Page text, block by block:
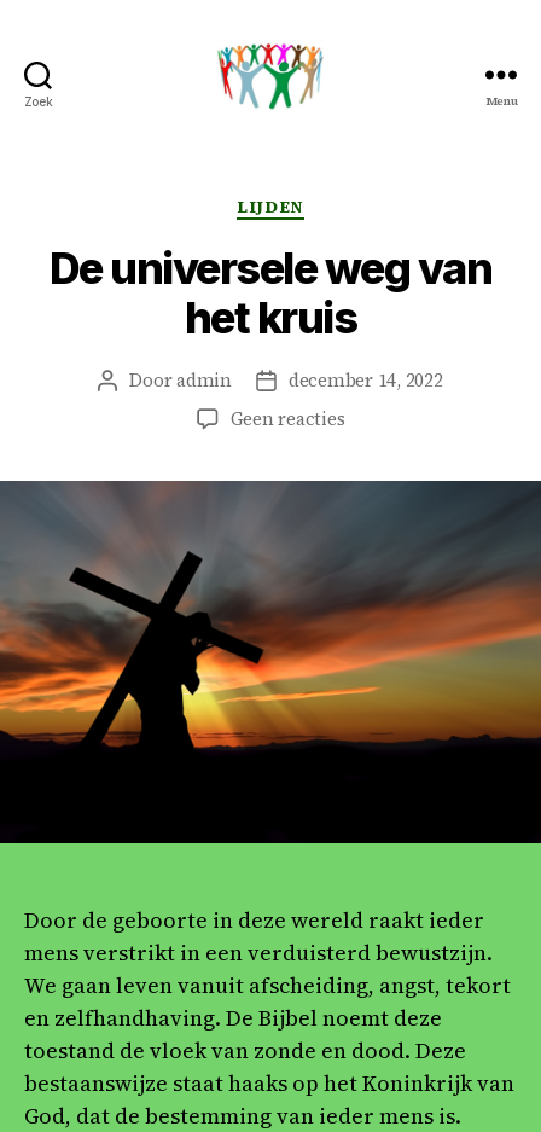
Zoek
Overduin
Menu
Categorieën
LIJDEN
De universele weg van
het kruis
Berichtauteur
Dooradmin Berichtdatum
december 14, 2022
Geen reactiesop
Door de geboorte in deze wereld raakt ieder
mens verstrikt in een verduisterd bewustzijn.
We gaan leven vanuit afscheiding, angst, tekort
en zelfhandhaving. De Bijbel noemt deze
toestand de vloek van zonde en dood. Deze
bestaanswijze staat haaks op het Koninkrijk van
God, dat de bestemming van ieder mens is.